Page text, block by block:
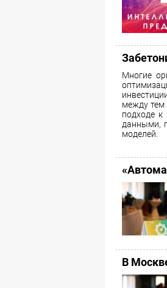
Многие
между тем
подходе
данными,
моделей.
В